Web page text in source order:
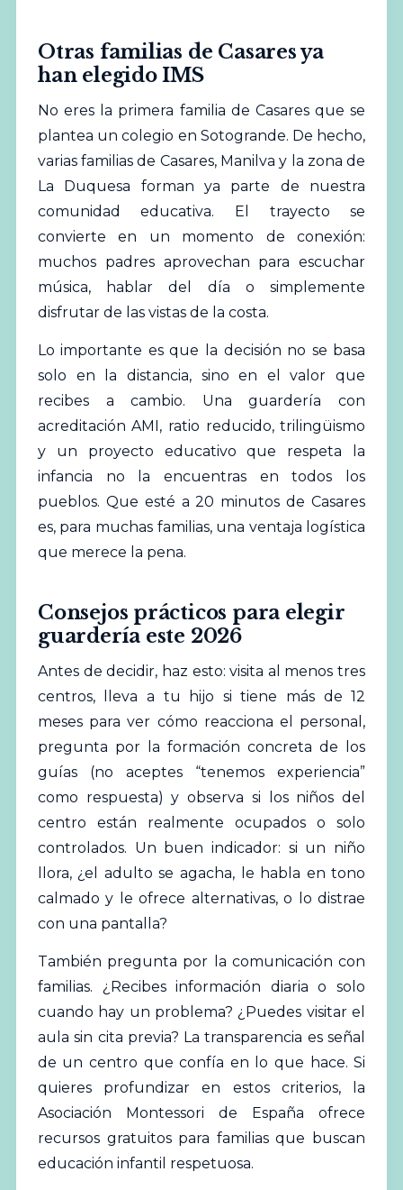
Otras familias de Casares ya
han elegido IMS
No eres la primera familia de Casares que se
plantea un colegio en Sotogrande. De hecho,
varias familias de Casares, Manilva y la zona de
La Duquesa forman ya parte de nuestra
comunidad educativa. El trayecto se
convierte en un momento de conexión:
muchos padres aprovechan para escuchar
música, hablar del día o simplemente
disfrutar de las vistas de la costa.
Lo importante es que la decisión no se basa
solo en la distancia, sino en el valor que
recibes a cambio. Una guardería con
acreditación AMI, ratio reducido, trilingüismo
y un proyecto educativo que respeta la
infancia no la encuentras en todos los
pueblos. Que esté a 20 minutos de Casares
es, para muchas familias, una ventaja logística
que merece la pena.
Consejos prácticos para elegir
guardería este 2026
Antes de decidir, haz esto: visita al menos tres
centros, lleva a tu hijo si tiene más de 12
meses para ver cómo reacciona el personal,
pregunta por la formación concreta de los
guías (no aceptes “tenemos experiencia”
como respuesta) y observa si los niños del
centro están realmente ocupados o solo
controlados. Un buen indicador: si un niño
llora, ¿el adulto se agacha, le habla en tono
calmado y le ofrece alternativas, o lo distrae
con una pantalla?
También pregunta por la comunicación con
familias. ¿Recibes información diaria o solo
cuando hay un problema? ¿Puedes visitar el
aula sin cita previa? La transparencia es señal
de un centro que confía en lo que hace. Si
quieres profundizar en estos criterios, la
Asociación Montessori de España ofrece
recursos gratuitos para familias que buscan
educación infantil respetuosa.